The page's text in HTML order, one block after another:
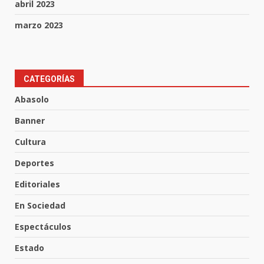
abril 2023
marzo 2023
CATEGORÍAS
Abasolo
Banner
Cultura
Deportes
Editoriales
En Sociedad
Espectáculos
Estado
4 de agosto de 2026
4
Valle de Santiago despide a
Cárdenas, “El Puma”
31 de julio de 2026